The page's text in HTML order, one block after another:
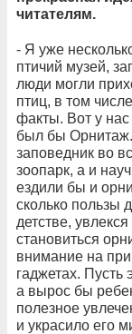
читателям.
- Я уже
птичий музей,
люди могли
птиц, в том
факты. Вот у
был бы
заповедник во
зоопарк, а и
ездили бы и
сколько пользы
детстве,
становиться
внимание на
гаджетах.
а вырос бы
полезное
и украсило его